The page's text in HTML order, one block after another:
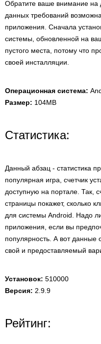
Обратите ваше внимание на
данных требований
приложения. Сначала
системы, обновленной на
пустого места, потому что
своей инсталляции.
Операционная система:
Размер: 104MB
Статистика:
Данный абзац - статистика
популярная игра, счетчик
доступную на портале. Так,
страницы покажет, сколько
для системы Android. Надо
приложения, если вы
популярность. А вот данные
свой и предоставляемый
Установок: 510000
Версия: 2.9.9
Рейтинг: